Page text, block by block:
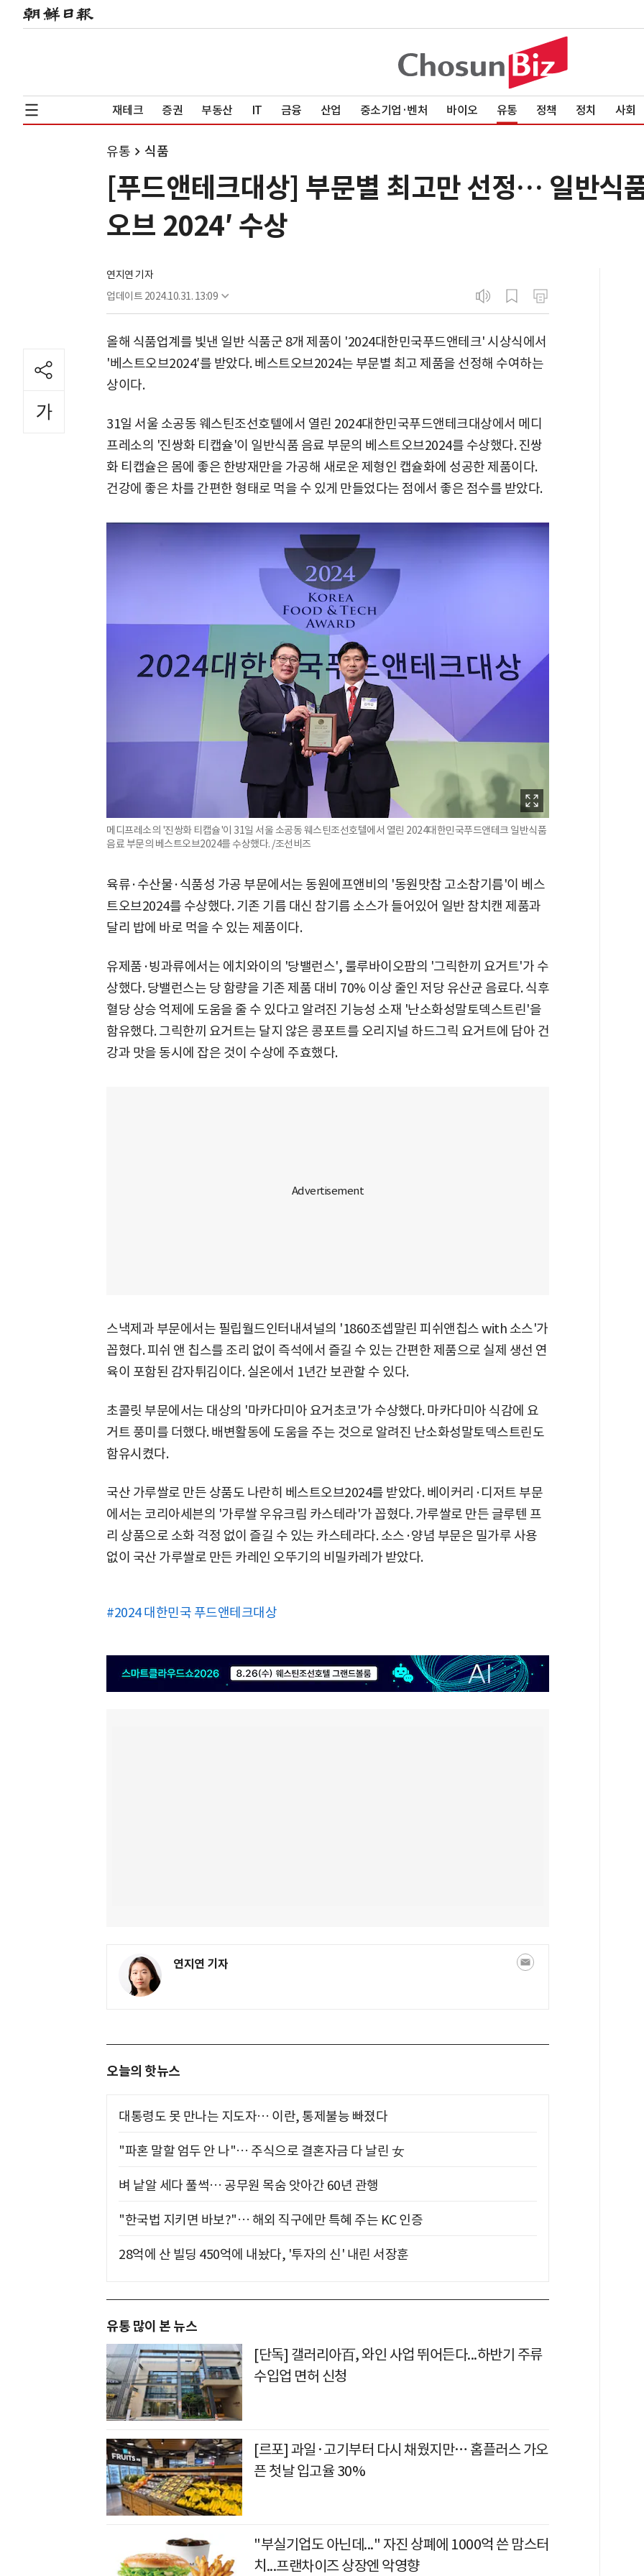
재테크 증권 부동산 IT 금융 산업 중소기업·벤처 바이오 유통 정책 정치 사회
유통 식품
[푸드앤테크대상] 부문별 최고만 선정… 일반식
오브 2024′ 수상
연지연 기자
업데이트 2024.10.31. 13:09
올해 식품업계를 빛낸 일반 식품군 8개 제품이 '2024대한민국푸드앤테크' 시상식에서
'베스트오브2024′를 받았다. 베스트오브2024는 부문별 최고 제품을 선정해 수여하는
상이다.
31일 서울 소공동 웨스틴조선호텔에서 열린 2024대한민국푸드앤테크대상에서 메디
프레소의 '진쌍화 티캡슐'이 일반식품 음료 부문의 베스트오브2024를 수상했다. 진쌍
화 티캡슐은 몸에 좋은 한방재만을 가공해 새로운 제형인 캡슐화에 성공한 제품이다.
건강에 좋은 차를 간편한 형태로 먹을 수 있게 만들었다는 점에서 좋은 점수를 받았다.
메디프레소의 '진쌍화 티캡슐'이 31일 서울 소공동 웨스틴조선호텔에서 열린 2024대한민국푸드앤테크 일반식품
음료 부문의 베스트오브2024를 수상했다. /조선비즈
육류·수산물·식품성 가공 부문에서는 동원에프앤비의 '동원맛참 고소참기름'이 베스
트오브2024를 수상했다. 기존 기름 대신 참기름 소스가 들어있어 일반 참치캔 제품과
달리 밥에 바로 먹을 수 있는 제품이다.
유제품·빙과류에서는 에치와이의 '당밸런스', 룰루바이오팜의 '그릭한끼 요거트'가 수
상했다. 당밸런스는 당 함량을 기존 제품 대비 70% 이상 줄인 저당 유산균 음료다. 식후
혈당 상승 억제에 도움을 줄 수 있다고 알려진 기능성 소재 '난소화성말토덱스트린'을
함유했다. 그릭한끼 요거트는 달지 않은 콩포트를 오리지널 하드그릭 요거트에 담아 건
강과 맛을 동시에 잡은 것이 수상에 주효했다.
스낵제과 부문에서는 필립월드인터내셔널의 '1860조셉말린 피쉬앤칩스 with 소스'가
꼽혔다. 피쉬 앤 칩스를 조리 없이 즉석에서 즐길 수 있는 간편한 제품으로 실제 생선 연
육이 포함된 감자튀김이다. 실온에서 1년간 보관할 수 있다.
초콜릿 부문에서는 대상의 '마카다미아 요거초코'가 수상했다. 마카다미아 식감에 요
거트 풍미를 더했다. 배변활동에 도움을 주는 것으로 알려진 난소화성말토덱스트린도
함유시켰다.
국산 가루쌀로 만든 상품도 나란히 베스트오브2024를 받았다. 베이커리·디저트 부문
에서는 코리아세븐의 '가루쌀 우유크림 카스테라'가 꼽혔다. 가루쌀로 만든 글루텐 프
리 상품으로 소화 걱정 없이 즐길 수 있는 카스테라다. 소스·양념 부문은 밀가루 사용
없이 국산 가루쌀로 만든 카레인 오뚜기의 비밀카레가 받았다.
#2024 대한민국 푸드앤테크대상
연지연 기자
오늘의 핫뉴스
대통령도 못 만나는 지도자… 이란, 통제불능 빠졌다
"파혼 말할 엄두 안 나"… 주식으로 결혼자금 다 날린 女
벼 낱알 세다 풀썩… 공무원 목숨 앗아간 60년 관행
"한국법 지키면 바보?"… 해외 직구에만 특혜 주는 KC 인증
28억에 산 빌딩 450억에 내놨다, '투자의 신' 내린 서장훈
유통 많이 본 뉴스
[단독] 갤러리아百, 와인 사업 뛰어든다...하반기 주류
수입업 면허 신청
[르포] 과일·고기부터 다시 채웠지만… 홈플러스 가오
픈 첫날 입고율 30%
"부실기업도 아닌데..." 자진 상폐에 1000억 쓴 맘스터
치...프랜차이즈 상장엔 악영향